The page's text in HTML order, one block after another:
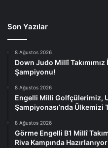
Son Yazılar
8 Ağustos 2026
Down Judo Millî
Şampiyonu!
8 Ağustos 2026
Engelli Milli Golfçülerimiz,
Şampiyonası’nda Ülkemizi
8 Ağustos 2026
Görme Engelli B1 Millî
Riva Kampında Hazırlanıyor